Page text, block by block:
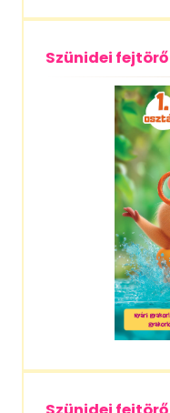
Szünidei